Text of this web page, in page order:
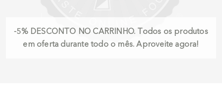
-5% DESCONTO NO CARRINHO. Todos os produtos
em oferta durante todo o mês. Aproveite agora!